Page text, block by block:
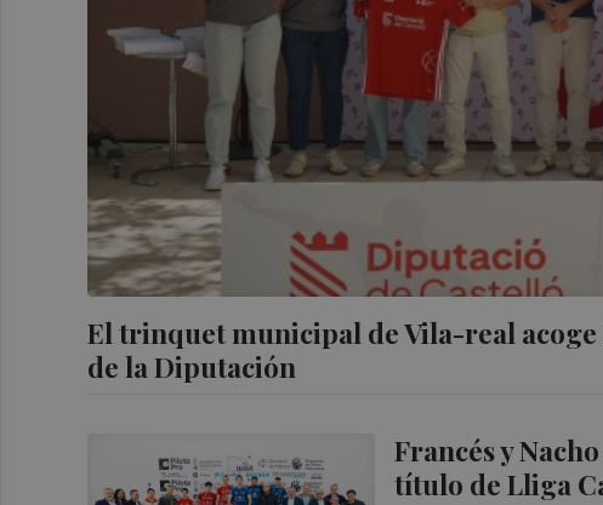
El trinquet municipal de Vila-real
de la Diputación
Francés y
título de Lliga